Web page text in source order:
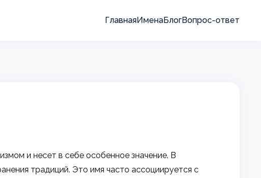
ГлавнаяИменаБлогВопрос-ответ
и несет в себе особенное значение. В
традиций. Это имя часто ассоциируется с